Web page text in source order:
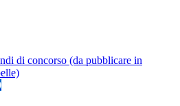
di concorso (da pubblicare in